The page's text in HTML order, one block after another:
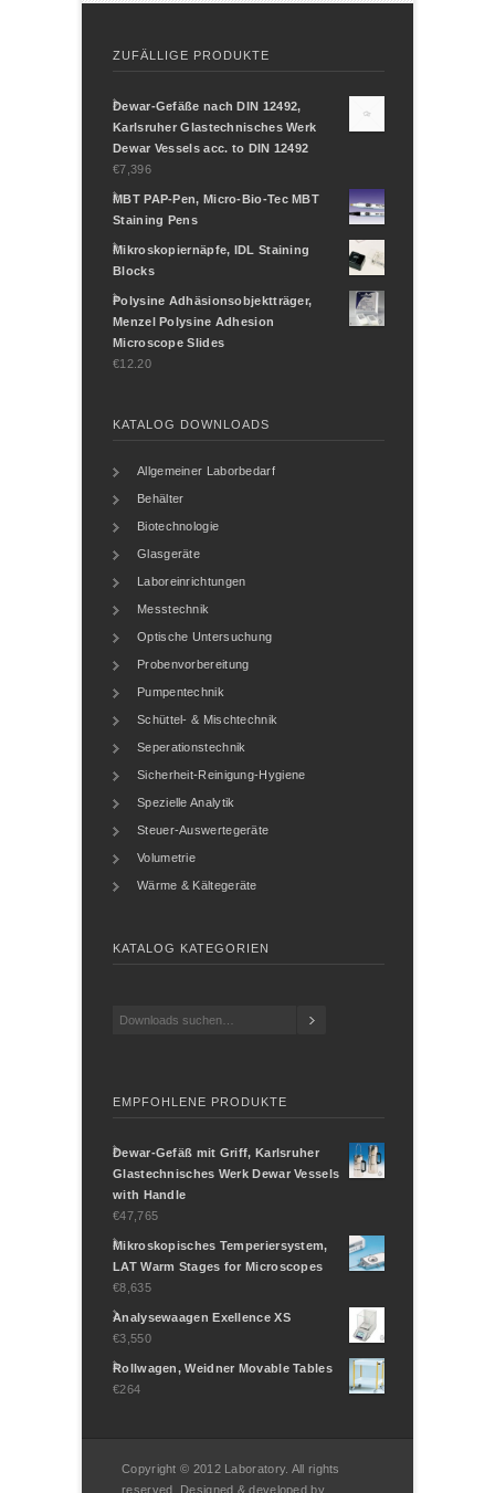
ZUFÄLLIGE PRODUKTE
Dewar-Gefäße nach DIN 12492,
Karlsruher Glastechnisches Werk
Dewar Vessels acc. to DIN 12492
€7,396
MBT PAP-Pen, Micro-Bio-Tec MBT
Staining Pens
Mikroskopiernäpfe, IDL Staining
Blocks
Polysine Adhäsionsobjektträger,
Menzel Polysine Adhesion
Microscope Slides
€12.20
KATALOG DOWNLOADS
Allgemeiner Laborbedarf
Behälter
Biotechnologie
Glasgeräte
Laboreinrichtungen
Messtechnik
Optische Untersuchung
Probenvorbereitung
Pumpentechnik
Schüttel- & Mischtechnik
Seperationstechnik
Sicherheit-Reinigung-Hygiene
Spezielle Analytik
Steuer-Auswertegeräte
Volumetrie
Wärme & Kältegeräte
KATALOG KATEGORIEN
EMPFOHLENE PRODUKTE
Dewar-Gefäß mit Griff, Karlsruher
Glastechnisches Werk Dewar Vessels
with Handle
€47,765
Mikroskopisches Temperiersystem,
LAT Warm Stages for Microscopes
€8,635
Analysewaagen Exellence XS
€3,550
Rollwagen, Weidner Movable Tables
€264
Copyright © 2012 Laboratory. All rights
reserved. Designed & developed by